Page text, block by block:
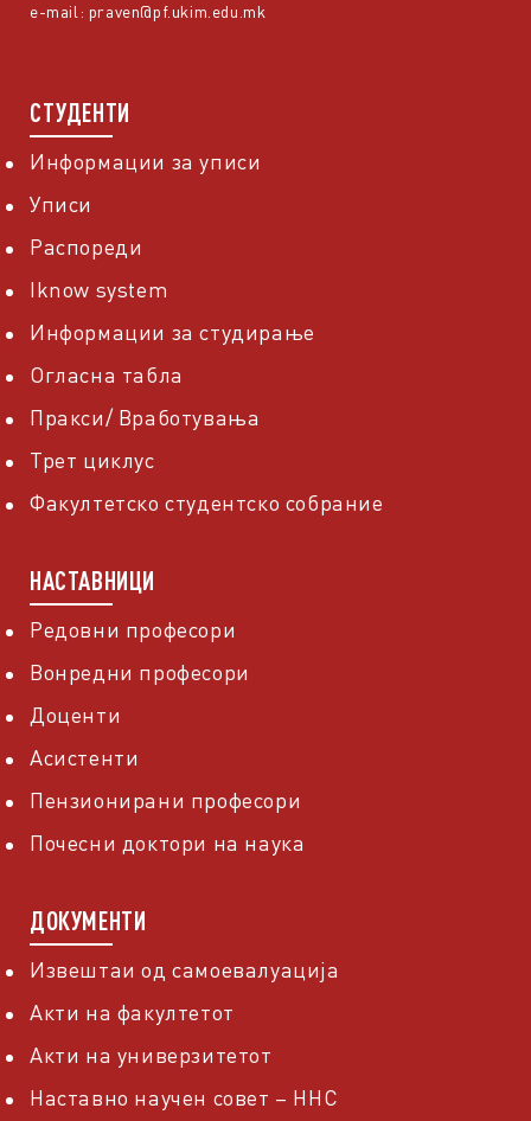
e-mail: praven@pf.ukim.edu.mk
СТУДЕНТИ
Информации за уписи
Уписи
Распореди
Iknow system
Информации за студирање
Огласна табла
Пракси/ Вработувања
Трет циклус
Факултетско студентско собрание
НАСТАВНИЦИ
Редовни професори
Вонредни професори
Доценти
Асистенти
Пензионирани професори
Почесни доктори на наука
ДОКУМЕНТИ
Извештаи од самоевалуација
Акти на факултетот
Акти на универзитетот
Наставно научен совет – ННС